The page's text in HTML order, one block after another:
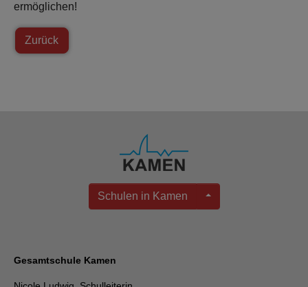
ermöglichen!
Zurück
Schulen in Kamen
Gesamtschule Kamen